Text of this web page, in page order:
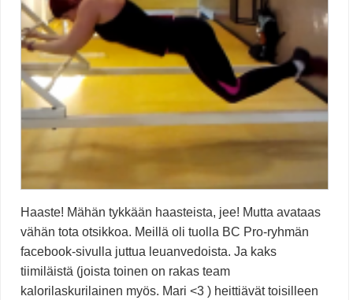
Haaste! Mähän tykkään haasteista, jee! Mutta avataas
vähän tota otsikkoa. Meillä oli tuolla BC Pro-ryhmän
facebook-sivulla juttua leuanvedoista. Ja kaks
tiimiläistä (joista toinen on rakas team
kalorilaskurilainen myös. Mari <3 ) heittiävät toisilleen